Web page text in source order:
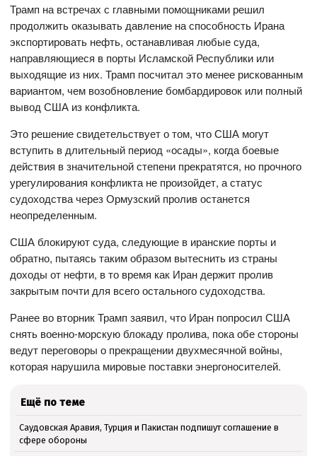
Трамп на встречах с главными помощниками решил
продолжить оказывать давление на способность Ирана
экспортировать нефть, останавливая любые суда,
направляющиеся в порты Исламской Республики или
выходящие из них. Трамп посчитал это менее рискованным
вариантом, чем возобновление бомбардировок или полный
вывод США из конфликта.
Это решение свидетельствует о том, что США могут
вступить в длительный период «осады», когда боевые
действия в значительной степени прекратятся, но прочного
урегулирования конфликта не произойдет, а статус
судоходства через Ормузский пролив останется
неопределенным.
США блокируют суда, следующие в иранские порты и
обратно, пытаясь таким образом вытеснить из страны
доходы от нефти, в то время как Иран держит пролив
закрытым почти для всего остального судоходства.
Ранее во вторник Трамп заявил, что Иран попросил США
снять военно-морскую блокаду пролива, пока обе стороны
ведут переговоры о прекращении двухмесячной войны,
которая нарушила мировые поставки энергоносителей.
Ещё по теме
Саудовская Аравия, Турция и Пакистан подпишут соглашение в
сфере обороны